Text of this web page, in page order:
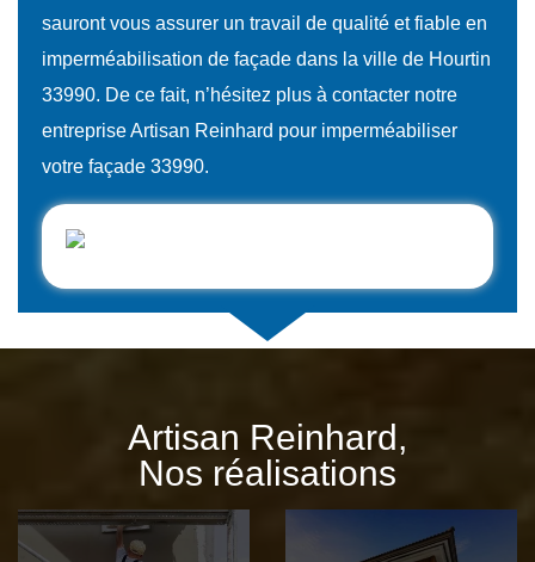
sauront vous assurer un travail de qualité et fiable en
imperméabilisation de façade dans la ville de Hourtin
33990. De ce fait, n’hésitez plus à contacter notre
entreprise Artisan Reinhard pour imperméabiliser
votre façade 33990.
Artisan Reinhard,
Nos réalisations